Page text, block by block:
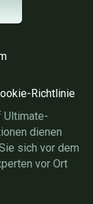
Richtlinie
Ultimate-
dienen
sich vor dem
vor Ort